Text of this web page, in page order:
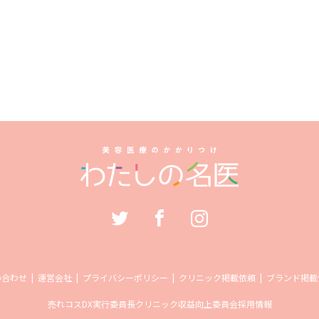
わせ 運営会社 プライバシーポリシー クリニック掲載依頼 ブランド掲
売れコスDX実行委員長クリニック収益向上委員会採用情報